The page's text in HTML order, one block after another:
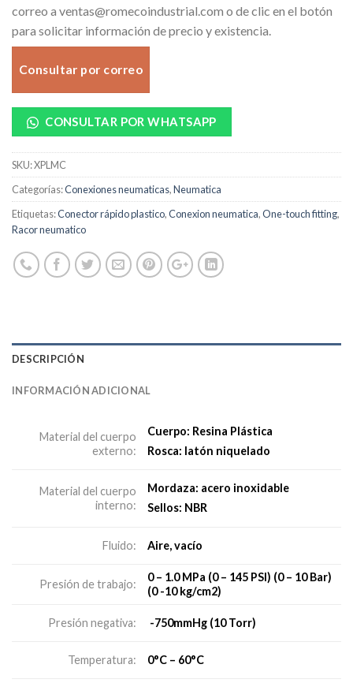
correo a ventas@romecoindustrial.com o de clic en el botón
para solicitar información de precio y existencia.
Consultar por correo
CONSULTAR POR WHATSAPP
SKU:XPLMC
Categorías:Conexiones neumaticas,Neumatica
Etiquetas:Conector rápido plastico,Conexion neumatica,One-touch fitting,
Racor neumatico
DESCRIPCIÓN
INFORMACIÓN ADICIONAL
Material del cuerpo
externo:
Cuerpo: Resina Plástica
Rosca: latón niquelado
Material del cuerpo
interno:
Mordaza: acero inoxidable
Sellos: NBR
Fluido: Aire, vacío
Presión de trabajo:
0 – 1.0 MPa (0 – 145 PSI) (0 – 10 Bar)
(0 -10 kg/cm2)
Presión negativa: -750mmHg (10 Torr)
Temperatura: 0°C – 60°C